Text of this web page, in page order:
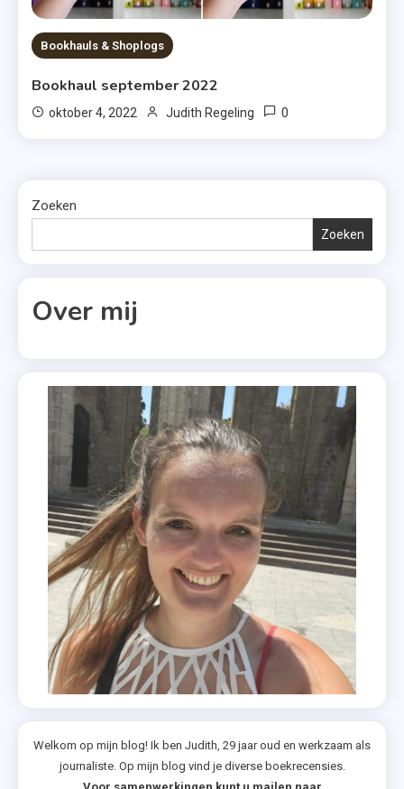
Bookhauls & Shoplogs
Bookhaul september 2022
oktober 4, 2022 Judith Regeling 0
Zoeken
Zoeken
Over mij
Welkom op mijn blog! Ik ben Judith, 29 jaar oud en werkzaam als
journaliste. Op mijn blog vind je diverse boekrecensies.